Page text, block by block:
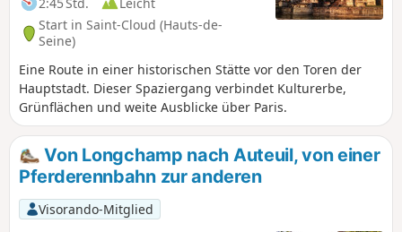
Start in Saint-Cloud (Hauts-de-
Seine)
Eine Route in einer historischen Stätte vor den Toren der
Hauptstadt. Dieser Spaziergang verbindet Kulturerbe,
Grünflächen und weite Ausblicke über Paris.
Von Longchamp nach Auteuil, von einer
Pferderennbahn zur anderen
Visorando-Mitglied